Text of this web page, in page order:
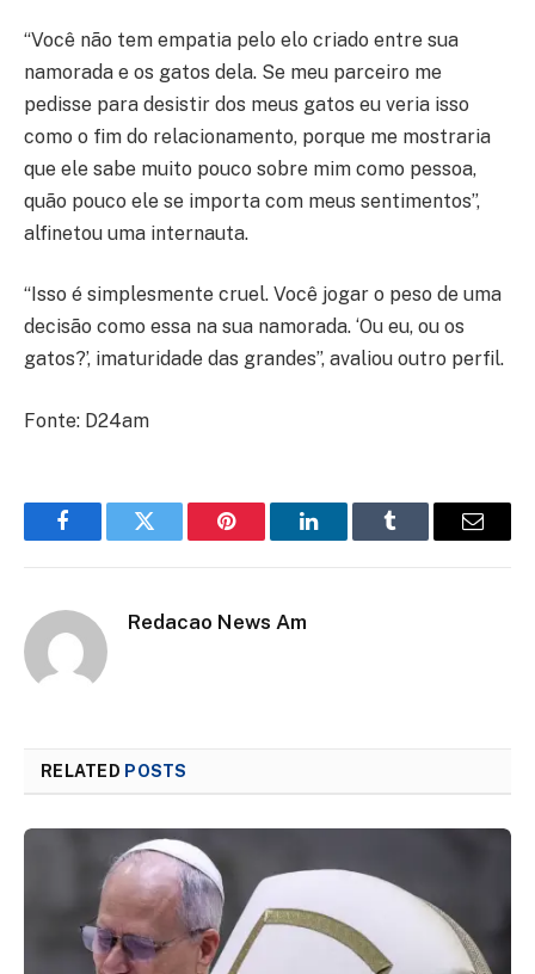
“Você não tem empatia pelo elo criado entre sua
namorada e os gatos dela. Se meu parceiro me
pedisse para desistir dos meus gatos eu veria isso
como o fim do relacionamento, porque me mostraria
que ele sabe muito pouco sobre mim como pessoa,
quão pouco ele se importa com meus sentimentos”,
alfinetou uma internauta.
“Isso é simplesmente cruel. Você jogar o peso de uma
decisão como essa na sua namorada. ‘Ou eu, ou os
gatos?’, imaturidade das grandes”, avaliou outro perfil.
Fonte: D24am
FacebookTwitter Pinterest LinkedInTumblr Email
Redacao News Am
RELATED POSTS